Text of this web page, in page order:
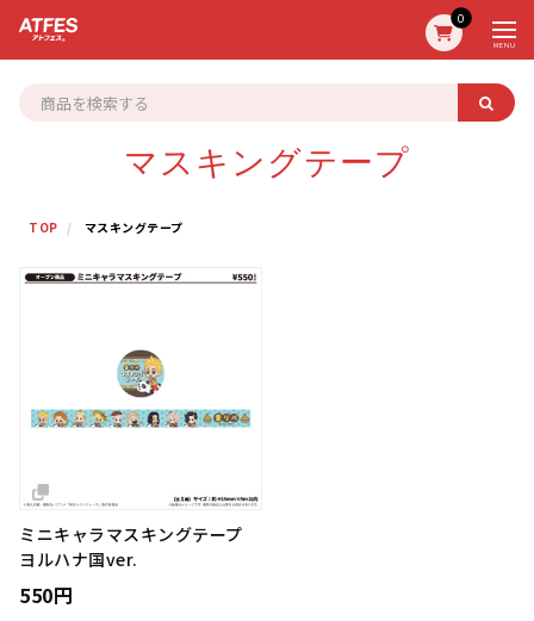
0
MENU
マスキングテープ
TOP マスキングテープ
ミニキャラマスキングテープ
ヨルハナ国ver.
550円